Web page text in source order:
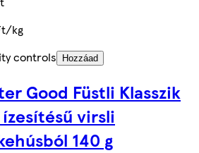
kg
controls
Hozzáad
Good Füstli Klasszik
virsli
140 g